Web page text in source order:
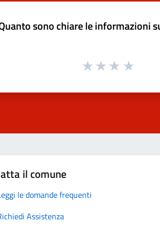
sono chiare le informazioni
il comune
le domande frequenti
Assistenza